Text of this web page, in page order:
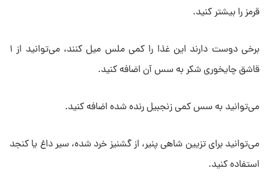
قرمز را بیشتر کنید.
برخی دوست دارند این غذا را کمی ملس میل کنند، می‌توانید از ۱
قاشق چایخوری شکر به سس آن اضافه کنید.
می‌توانید به سس کمی زنجبیل رنده شده اضافه کنید.
می‌توانید برای تزیین شاهی پنیر، از گشنیز خرد شده، سیر داغ یا کنجد
استفاده کنید.